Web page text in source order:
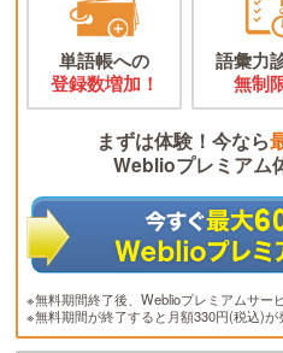
単語帳への
登録数増加！
語彙力
無制
まずは体験！今なら
Weblioプレミアム
※無料期間終了後、Weblioプレミアムサー
※無料期間が終了すると月額330円(税込)が